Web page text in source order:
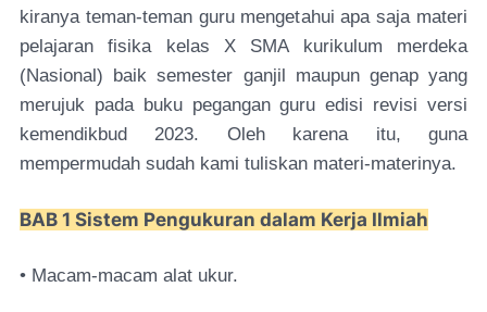
kiranya teman-teman guru mengetahui apa saja materi
pelajaran fisika kelas X SMA kurikulum merdeka
(Nasional) baik semester ganjil maupun genap yang
merujuk pada buku pegangan guru edisi revisi versi
kemendikbud 2023. Oleh karena itu, guna
mempermudah sudah kami tuliskan materi-materinya.
BAB 1 Sistem Pengukuran dalam Kerja Ilmiah
• Macam-macam alat ukur.